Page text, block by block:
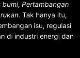
bumi, Pertambangan
. Tak hanya itu,
isu, regulasi
di industri energi dan